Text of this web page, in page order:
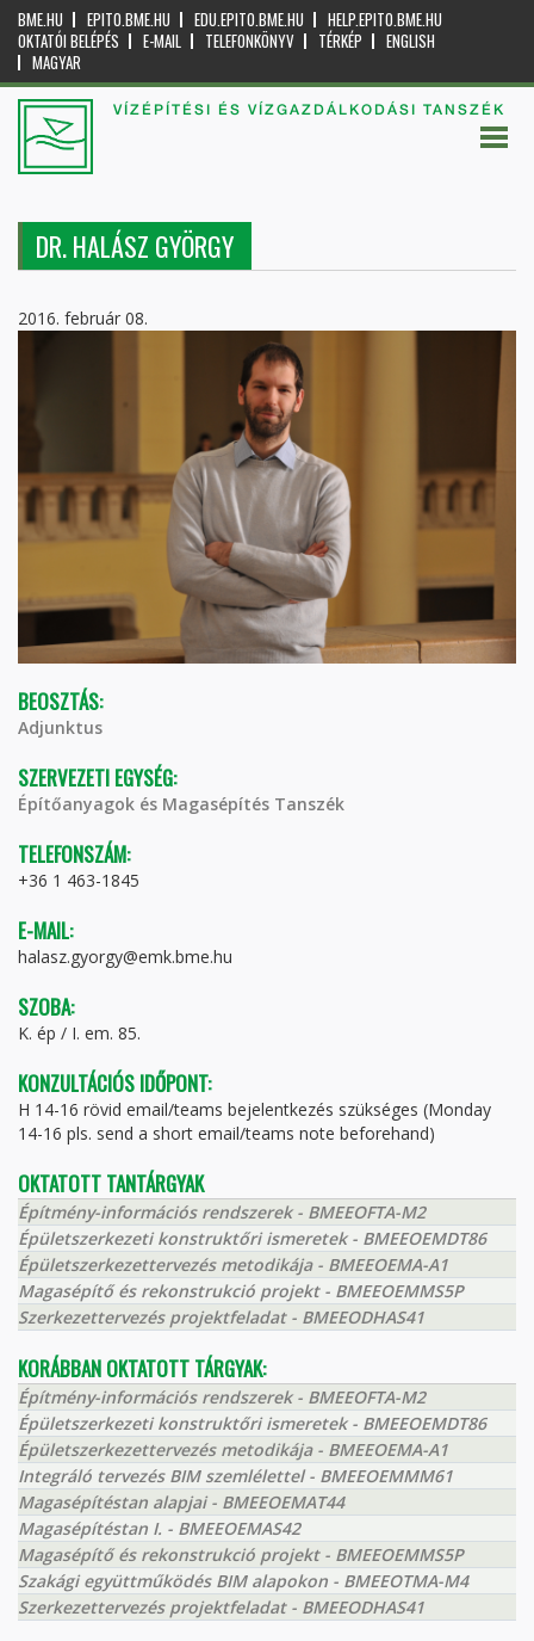
BME.HU EPITO.BME.HU EDU.EPITO.BME.HU
HELP.EPITO.BME.HU
OKTATÓI BELÉPÉS
E-MAIL TELEFONKÖNYV TÉRKÉP
ENGLISH
MAGYAR
VÍZÉPÍTÉSI ÉS VÍZGAZDÁLKODÁSI TANSZÉK
DR. HALÁSZ GYÖRGY
2016. február 08.
BEOSZTÁS:
Adjunktus
SZERVEZETI EGYSÉG:
Építőanyagok és Magasépítés Tanszék
TELEFONSZÁM:
+36 1 463-1845
E-MAIL:
halasz.gyorgy@emk.bme.hu
SZOBA:
K. ép / I. em. 85.
KONZULTÁCIÓS IDŐPONT:
H 14-16 rövid email/teams bejelentkezés szükséges (Monday
14-16 pls. send a short email/teams note beforehand)
OKTATOTT TANTÁRGYAK
Építmény-információs rendszerek - BMEEOFTA-M2
Épületszerkezeti konstruktőri ismeretek - BMEEOEMDT86
Épületszerkezettervezés metodikája - BMEEOEMA-A1
Magasépítő és rekonstrukció projekt - BMEEOEMMS5P
Szerkezettervezés projektfeladat - BMEEODHAS41
KORÁBBAN OKTATOTT TÁRGYAK:
Építmény-információs rendszerek - BMEEOFTA-M2
Épületszerkezeti konstruktőri ismeretek - BMEEOEMDT86
Épületszerkezettervezés metodikája - BMEEOEMA-A1
Integráló tervezés BIM szemlélettel - BMEEOEMMM61
Magasépítéstan alapjai - BMEEOEMAT44
Magasépítéstan I. - BMEEOEMAS42
Magasépítő és rekonstrukció projekt - BMEEOEMMS5P
Szakági együttműködés BIM alapokon - BMEEOTMA-M4
Szerkezettervezés projektfeladat - BMEEODHAS41